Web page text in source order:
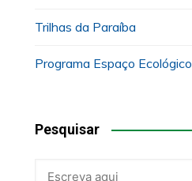
Trilhas da Paraíba
Programa Espaço Ecológico
Pesquisar